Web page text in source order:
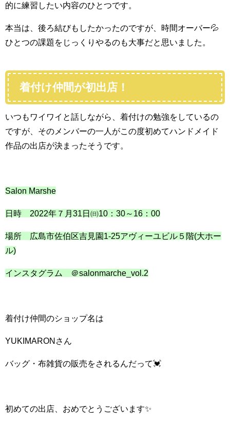
的に練習したい内容のひとつです。
本当は、後ろ結びもしたかったのですが、時間オーバー💦
ひとつの課題をじっくりやるのも大事だと思いました。
着付け仲間が初出店！
いつもワイワイと話しながら、着付けの勉強をしているの
ですが、そのメンバーの一人がこの度初めてハンドメイド
作品の出店が決まったそうです。
Salon Marshe
日時 2022年７月31日㈰10：30～16：00
場所 広島市佐伯区吉見園1-25アヴィーユビル５階(大ホー
ル)
インスタグラム ＠salonmarche_vol.2
着付け仲間のショップ名は
YUKIMARONさん
バッグ・布雑貨の販売をされるんだって💓
初めての出店、おめでとうございます✨